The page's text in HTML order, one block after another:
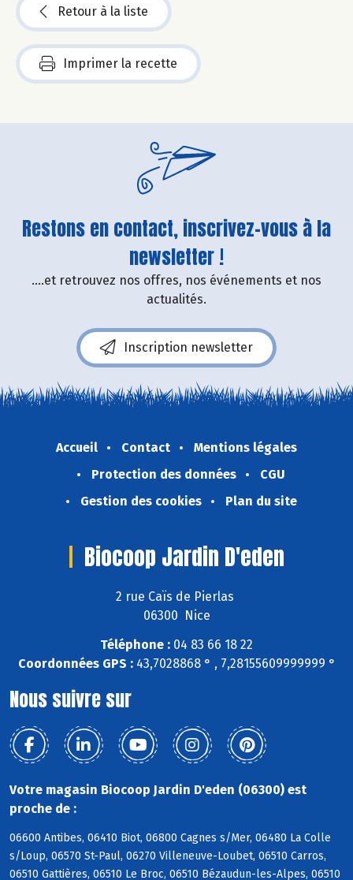
Retour à la liste
Imprimer la recette
Restons en contact, inscrivez-vous à la
newsletter !
....et retrouvez nos offres, nos événements et nos
actualités.
Inscription newsletter
Accueil Contact
Mentions légales
Protection des données
CGU
Gestion des cookies
Plan du site
Biocoop Jardin D'eden
2 rue Caïs de Pierlas
06300 Nice
Téléphone : 04 83 66 18 22
Coordonnées GPS :43,7028868 ° , 7,28155609999999 °
Nous suivre sur
Votre magasin Biocoop Jardin D'eden (06300) est
proche de :
06600 Antibes, 06410 Biot, 06800 Cagnes s/Mer, 06480 La Colle
s/Loup, 06570 St-Paul, 06270 Villeneuve-Loubet, 06510 Carros,
06510 Gattières, 06510 Le Broc, 06510 Bézaudun-les-Alpes, 06510